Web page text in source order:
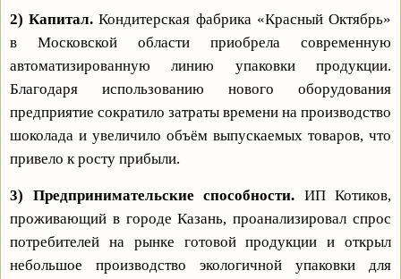
2) Капитал. Кондитерская фабрика «Красный Октябрь»
в Московской области приобрела современную
автоматизированную линию упаковки продукции.
Благодаря использованию нового оборудования
предприятие сократило затраты времени на производство
шоколада и увеличило объём выпускаемых товаров, что
привело к росту прибыли.
3) Предпринимательские способности. ИП Котиков,
проживающий в городе Казань, проанализировал спрос
потребителей на рынке готовой продукции и открыл
небольшое производство экологичной упаковки для